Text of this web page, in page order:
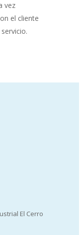
vez
el cliente
El Cerro